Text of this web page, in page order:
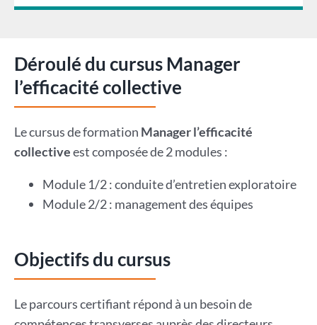
Déroulé du cursus Manager
l’efficacité collective
Le cursus de formation Manager l’efficacité
collectiveest composée de 2 modules :
Module 1/2 : conduite d’entretien exploratoire
Module 2/2 : management des équipes
Objectifs du cursus
Le parcours certifiant répond à un besoin de